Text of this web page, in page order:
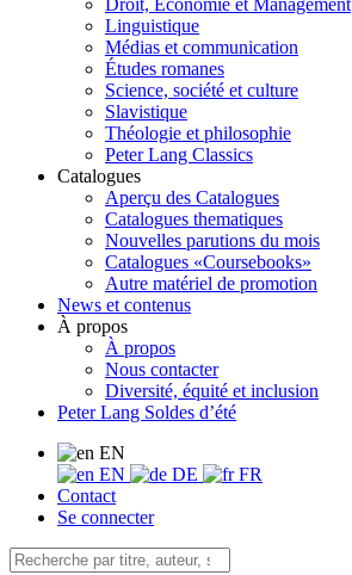
Droit, Économie et Management
Linguistique
Médias et communication
Études romanes
Science, société et culture
Slavistique
Théologie et philosophie
Peter Lang Classics
Catalogues
Aperçu des Catalogues
Catalogues thematiques
Nouvelles parutions du mois
Catalogues «Coursebooks»
Autre matériel de promotion
News et contenus
À propos
À propos
Nous contacter
Diversité, équité et inclusion
Peter Lang Soldes d’été
EN
EN
DE
FR
Contact
Se connecter